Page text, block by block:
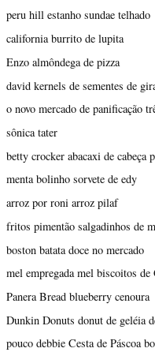
peru hill estanho sundae telhado
california burrito de lupita
Enzo almôndega de pizza
david kernels de sementes de
o novo mercado de panificação
sônica tater
betty crocker abacaxi de cabeça
menta bolinho sorvete de edy
arroz por roni arroz pilaf
fritos pimentão salgadinhos de
boston batata doce no mercado
mel empregada mel biscoitos de
Panera Bread blueberry cenoura
Dunkin Donuts donut de geléia
pouco debbie Cesta de Páscoa